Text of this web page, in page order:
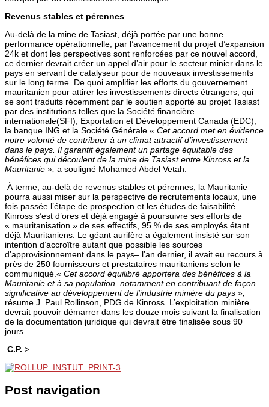
Revenus stables et pérennes
Au-delà de la mine de Tasiast, déjà portée par une bonne
performance opérationnelle, par l’avancement du projet d’expansion
24k et dont les perspectives sont renforcées par ce nouvel accord,
ce dernier devrait créer un appel d’air pour le secteur minier dans le
pays en servant de catalyseur pour de nouveaux investissements
sur le long terme. De quoi amplifier les efforts du gouvernement
mauritanien pour attirer les investissements directs étrangers, qui
se sont traduits récemment par le soutien apporté au projet Tasiast
par des institutions telles que la Société financière
internationale(SFI), Exportation et Développement Canada (EDC),
la banque ING et la Société Générale.« Cet accord met en évidence
notre volonté de contribuer à un climat attractif d’investissement
dans le pays. Il garantit également un partage équitable des
bénéfices qui découlent de la mine de Tasiast entre Kinross et la
Mauritanie », a souligné Mohamed Abdel Vetah.
À terme, au-delà de revenus stables et pérennes, la Mauritanie
pourra aussi miser sur la perspective de recrutements locaux, une
fois passée l’étape de prospection et les études de faisabilité.
Kinross s’est d’ores et déjà engagé à poursuivre ses efforts de
« mauritanisation » de ses effectifs, 95 % de ses employés étant
déjà Mauritaniens. Le géant aurifère a également insisté sur son
intention d’accroître autant que possible les sources
d’approvisionnement dans le pays– l’an dernier, il avait eu recours à
près de 250 fournisseurs et prestataires mauritaniens selon le
communiqué.« Cet accord équilibré apportera des bénéfices à la
Mauritanie et à sa population, notamment en contribuant de façon
significative au développement de l’industrie minière du pays »,
résume J. Paul Rollinson, PDG de Kinross. L’exploitation minière
devrait pouvoir démarrer dans les douze mois suivant la finalisation
de la documentation juridique qui devrait être finalisée sous 90
jours.
C.P. >
Post navigation